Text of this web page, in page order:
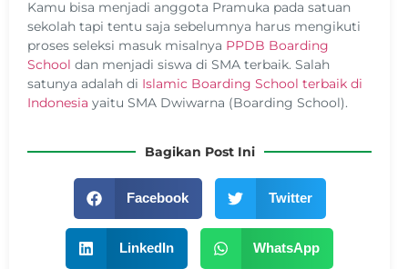
Kamu bisa menjadi anggota Pramuka pada satuan
sekolah tapi tentu saja sebelumnya harus mengikuti
proses seleksi masuk misalnya PPDB Boarding
School dan menjadi siswa di SMA terbaik. Salah
satunya adalah di Islamic Boarding School terbaik di
Indonesia yaitu SMA Dwiwarna (Boarding School).
Bagikan Post Ini
Facebook Twitter
LinkedIn WhatsApp